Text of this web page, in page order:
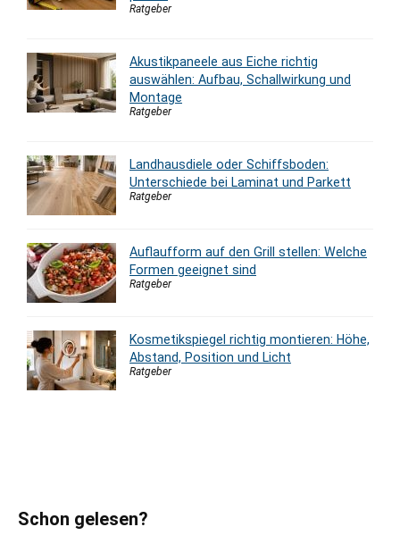
Ratgeber
Akustikpaneele aus Eiche richtig
auswählen: Aufbau, Schallwirkung und
Montage
Ratgeber
Landhausdiele oder Schiffsboden:
Unterschiede bei Laminat und Parkett
Ratgeber
Auflaufform auf den Grill stellen: Welche
Formen geeignet sind
Ratgeber
Kosmetikspiegel richtig montieren: Höhe,
Abstand, Position und Licht
Ratgeber
Schon gelesen?